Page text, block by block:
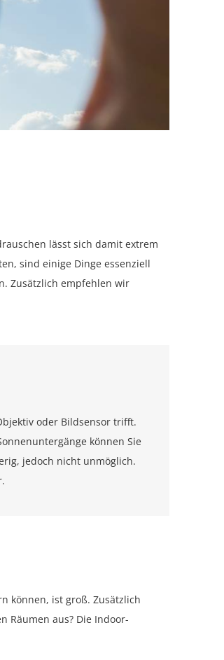
lässt sich damit extrem
sind einige Dinge essenziell
Zusätzlich empfehlen wir
oder Bildsensor trifft.
können Sie
jedoch nicht unmöglich.
können, ist groß. Zusätzlich
Räumen aus? Die Indoor-